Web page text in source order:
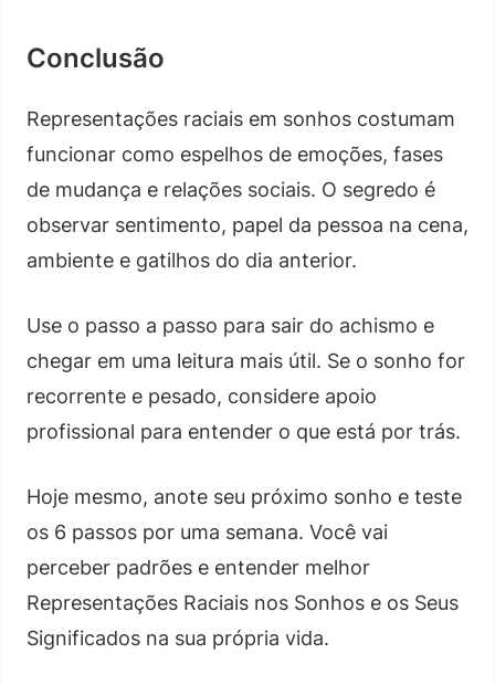
Conclusão
Representações raciais em sonhos costumam
funcionar como espelhos de emoções, fases
de mudança e relações sociais. O segredo é
observar sentimento, papel da pessoa na cena,
ambiente e gatilhos do dia anterior.
Use o passo a passo para sair do achismo e
chegar em uma leitura mais útil. Se o sonho for
recorrente e pesado, considere apoio
profissional para entender o que está por trás.
Hoje mesmo, anote seu próximo sonho e teste
os 6 passos por uma semana. Você vai
perceber padrões e entender melhor
Representações Raciais nos Sonhos e os Seus
Significados na sua própria vida.